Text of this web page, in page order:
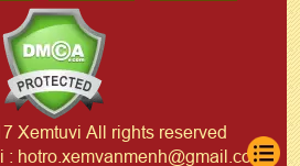
Xemtuvi All rights reserved
: hotro.xemvanmenh@gmail.com